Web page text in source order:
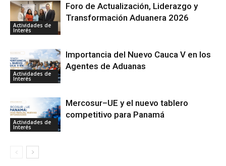
Actividades de
Interés
Foro de Actualización, Liderazgo y
Transformación Aduanera 2026
Actividades de
Interés
Importancia del Nuevo Cauca V en los
Agentes de Aduanas
Actividades de
Interés
Mercosur–UE y el nuevo tablero
competitivo para Panamá